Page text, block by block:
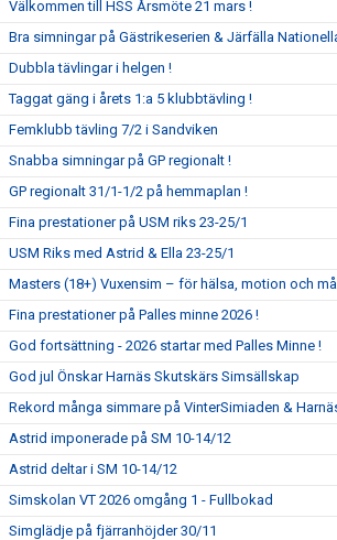
Välkommen till HSS Årsmöte 21 mars !
Bra simningar på Gästrikeserien & Järfälla
Dubbla tävlingar i helgen !
Taggat gäng i årets 1:a 5 klubbtävling !
Femklubb tävling 7/2 i Sandviken
Snabba simningar på GP regionalt !
GP regionalt 31/1-1/2 på hemmaplan !
Fina prestationer på USM riks 23-25/1
USM Riks med Astrid & Ella 23-25/1
Masters (18+) Vuxensim – för hälsa, motion och mål
Fina prestationer på Palles minne 2026 !
God fortsättning - 2026 startar med Palles Minne !
God jul Önskar Harnäs Skutskärs Simsällskap
Rekord många simmare på VinterSimiaden &
Astrid imponerade på SM 10-14/12
Astrid deltar i SM 10-14/12
Simskolan VT 2026 omgång 1 - Fullbokad
Simglädje på fjärranhöjder 30/11